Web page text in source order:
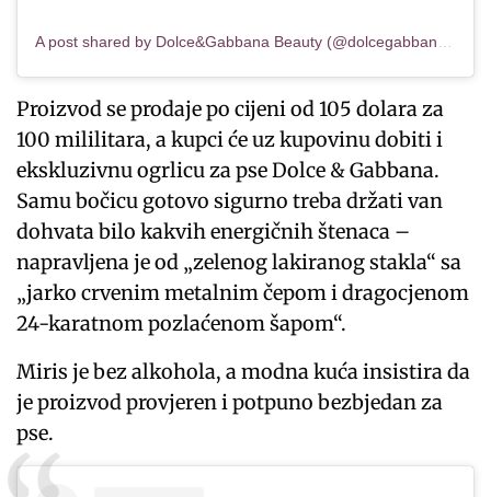
Proizvod se prodaje po cijeni od 105 dolara za
100 mililitara, a kupci će uz kupovinu dobiti i
ekskluzivnu ogrlicu za pse Dolce & Gabbana.
Samu bočicu gotovo sigurno treba držati van
dohvata bilo kakvih energičnih štenaca –
napravljena je od „zelenog lakiranog stakla“ sa
„jarko crvenim metalnim čepom i dragocjenom
24-karatnom pozlaćenom šapom“.
Miris je bez alkohola, a modna kuća insistira da
je proizvod provjeren i potpuno bezbjedan za
pse.